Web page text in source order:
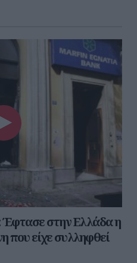
στην Ελλάδα η
που είχε συλληφθεί